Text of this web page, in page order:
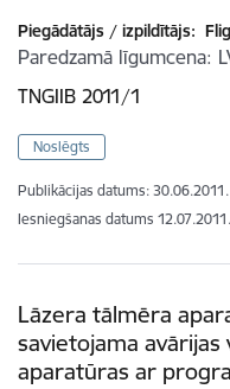
Piegādātājs / izpildītājs:
Paredzamā līgumcena
TNGIIB 2011/1
Noslēgts
Publikācijas datums: 30.06.2011.
Iesniegšanas datums 12.07.2011.
Lāzera tālmēra
savietojama
aparatūras ar